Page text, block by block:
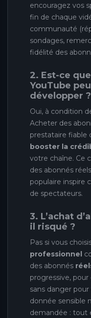
encouragez vos
fin de chaque
communauté
sondages,
fidélité des
2. Est-ce
YouTube
développer ?
Oui, à condition
Acheter des
prestataire fiable
booster la
votre chaîne. Ce
des abonnés
populaire inspire
de spectateurs.
3. L’achat
il risqué ?
Pas si vous
professionnel
des abonnés
progressive,
sans danger
donnée sensible
demandée : tout